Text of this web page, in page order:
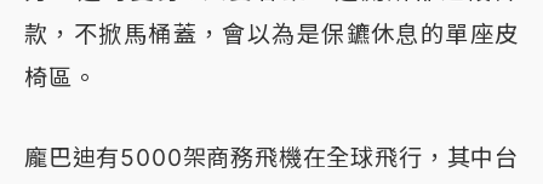
款，不掀馬桶蓋，會以為是保鑣休息的單座皮
椅區。
龐巴迪有5000架商務飛機在全球飛行，其中台